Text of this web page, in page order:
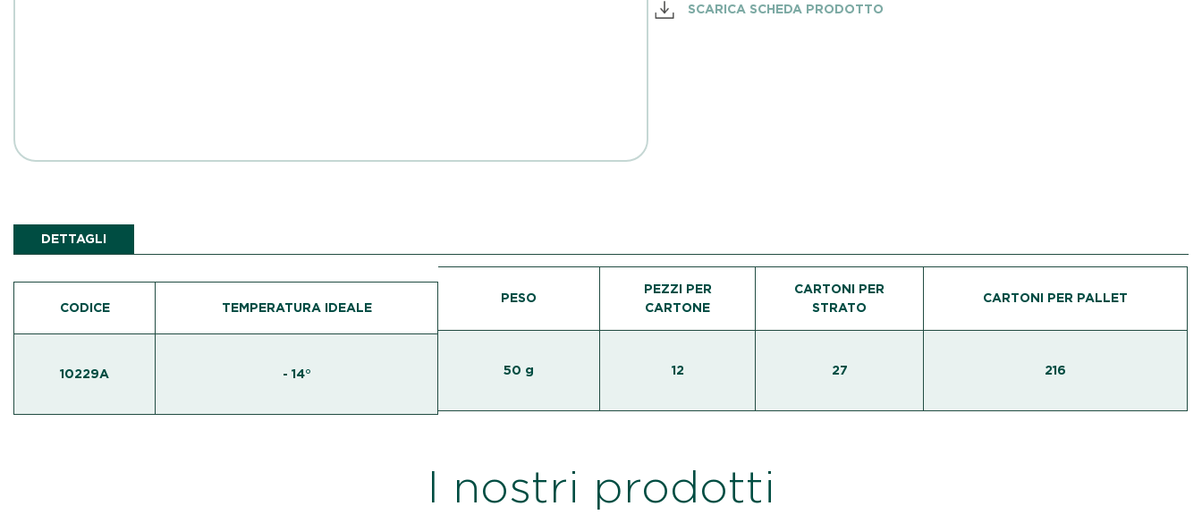
SCARICA SCHEDA PRODOTTO
DETTAGLI
CODICE TEMPERATURA IDEALE
10229A - 14°
PESO
PEZZI PER
CARTONE
CARTONI PER
STRATO
CARTONI PER PALLET
50 g 12 27 216
I nostri prodotti